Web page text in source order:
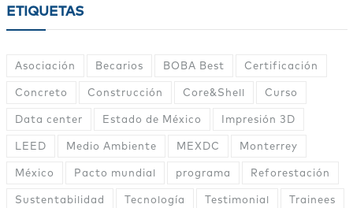
ETIQUETAS
Asociación Becarios BOBA Best Certificación
Concreto Construcción Core&Shell Curso
Data center Estado de México Impresión 3D
LEED Medio Ambiente MEXDC Monterrey
México Pacto mundial programa Reforestación
Sustentabilidad Tecnología Testimonial Trainees